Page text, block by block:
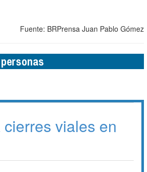
Fuente: BRPrensa Juan Pablo Gómez
viales en